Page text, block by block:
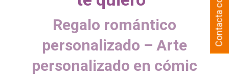
Regalo romántico
personalizado – Arte
personalizado en cómic